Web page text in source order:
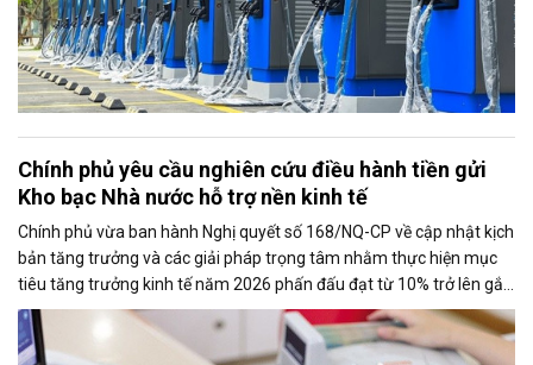
Chính phủ yêu cầu nghiên cứu điều hành tiền gửi
Kho bạc Nhà nước hỗ trợ nền kinh tế
Chính phủ vừa ban hành Nghị quyết số 168/NQ-CP về cập nhật kịch
bản tăng trưởng và các giải pháp trọng tâm nhằm thực hiện mục
tiêu tăng trưởng kinh tế năm 2026 phấn đấu đạt từ 10% trở lên gắn
với giữ vững ổn định kinh tế vĩ mô. Một trong những nhiệm vụ đáng
chú ý là nghiên cứu điều hành tiền gửi của Kho bạc Nhà nước tại